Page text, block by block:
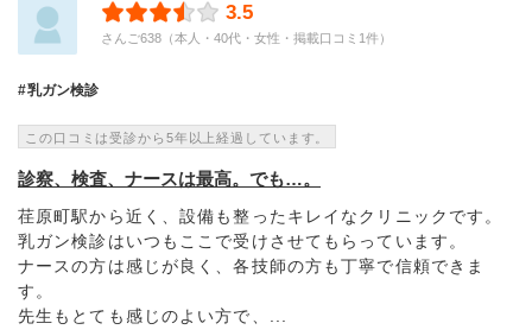
3.5
さんご638（本人・40代・女性・掲載口コミ1件）
乳ガン検診
この口コミは受診から5年以上経過しています。
診察、検査、ナースは最高。でも…。
荏原町駅から近く、設備も整ったキレイなクリニックです。
乳ガン検診はいつもここで受けさせてもらっています。
ナースの方は感じが良く、各技師の方も丁寧で信頼できま
す。
先生もとても感じのよい方で、...